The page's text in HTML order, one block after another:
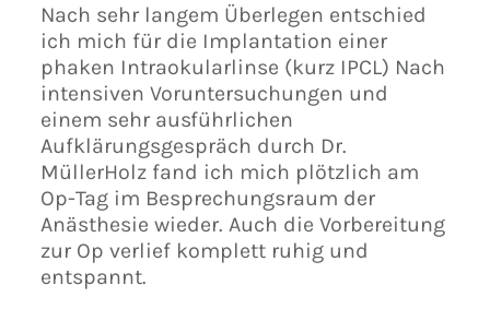
Nach sehr langem Überlegen entschied
ich mich für die Implantation einer
phaken Intraokularlinse (kurz IPCL) Nach
intensiven Voruntersuchungen und
einem sehr ausführlichen
Aufklärungsgespräch durch Dr.
MüllerHolz fand ich mich plötzlich am
Op-Tag im Besprechungsraum der
Anästhesie wieder. Auch die Vorbereitung
zur Op verlief komplett ruhig und
entspannt.